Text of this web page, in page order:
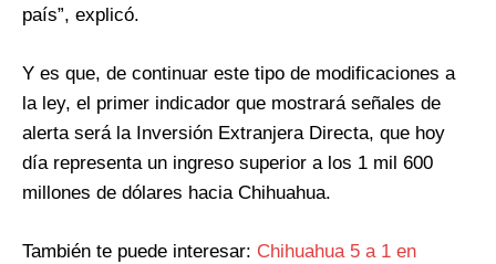
país”, explicó.
Y es que, de continuar este tipo de modificaciones a
la ley, el primer indicador que mostrará señales de
alerta será la Inversión Extranjera Directa, que hoy
día representa un ingreso superior a los 1 mil 600
millones de dólares hacia Chihuahua.
También te puede interesar: Chihuahua 5 a 1 en